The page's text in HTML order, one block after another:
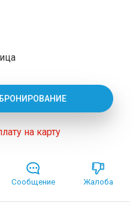
на карту
Сообщение Жалоба